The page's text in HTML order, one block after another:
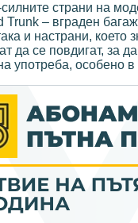
страни на
– вграден
и настрани,
да се повдигат,
употреба, особено